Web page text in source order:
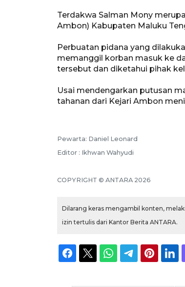
Terdakwa Salman Mony
Ambon) Kabupaten Maluku
Perbuatan pidana yang
memanggil korban masuk ke
tersebut dan diketahui pihak
Usai mendengarkan putusan
tahanan dari Kejari Ambon
Pewarta: Daniel Leonard
Editor : Ikhwan Wahyudi
COPYRIGHT © ANTARA 2026
Dilarang keras mengambil konten,
izin tertulis dari Kantor Berita ANTARA.